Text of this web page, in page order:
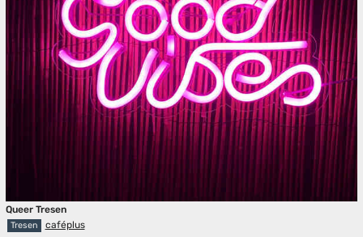
Queer Tresen
Tresen caféplus